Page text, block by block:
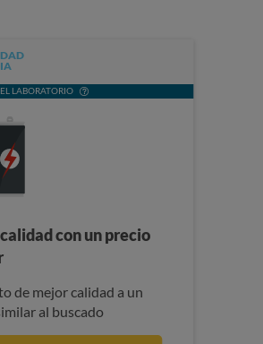
LABORATORIO
con un precio
de mejor calidad a un
al buscado